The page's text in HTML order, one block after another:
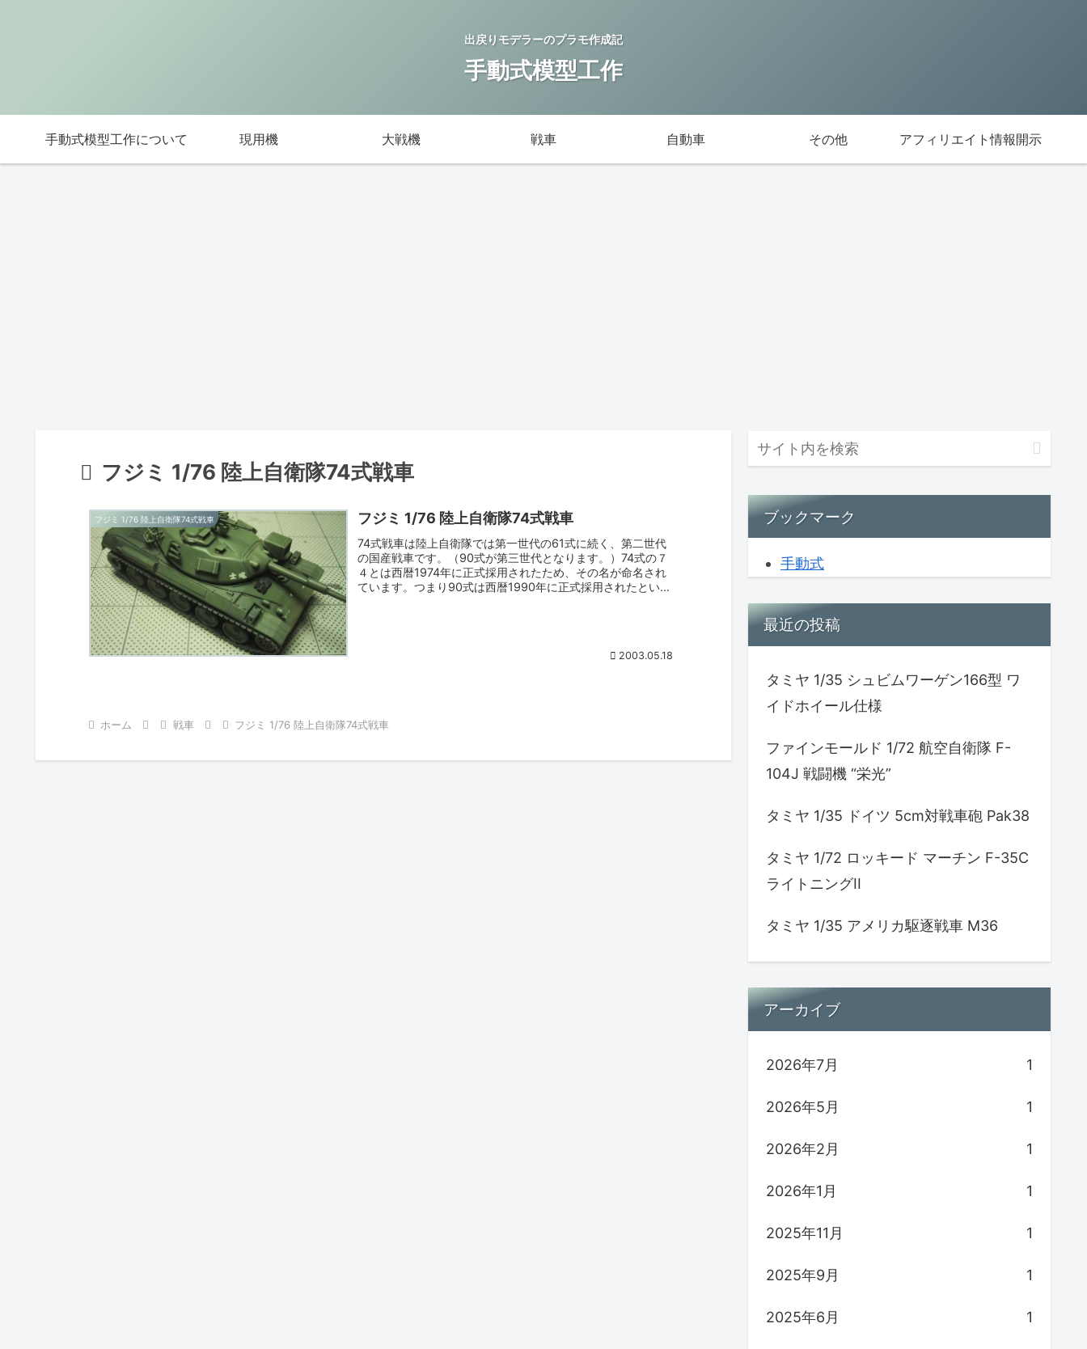
出戻りモデラーのプラモ作成記
手動式模型工作
手動式模型工作について 現用機 大戦機 戦車 自動車 その他 アフィリエイト情報開示
フジミ 1/76 陸上自衛隊74式戦車
フジミ 1/76 陸上自衛隊74式戦車 フジミ 1/76 陸上自衛隊74式戦車
74式戦車は陸上自衛隊では第一世代の61式に続く、第二世代
の国産戦車です。（90式が第三世代となります。）74式の７
４とは西暦1974年に正式採用されたため、その名が命名され
ています。つまり90式は西暦1990年に正式採用されたという
2003.05.18
ホーム 戦車 フジミ 1/76 陸上自衛隊74式戦車
ブックマーク
手動式
最近の投稿
タミヤ 1/35 シュビムワーゲン166型 ワ
イドホイール仕様
ファインモールド 1/72 航空自衛隊 F-
104J 戦闘機 “栄光”
タミヤ 1/35 ドイツ 5cm対戦車砲 Pak38
タミヤ 1/72 ロッキード マーチン F-35C
ライトニングII
タミヤ 1/35 アメリカ駆逐戦車 M36
アーカイブ
2026年7月 1
2026年5月 1
2026年2月 1
2026年1月 1
2025年11月 1
2025年9月 1
2025年6月 1